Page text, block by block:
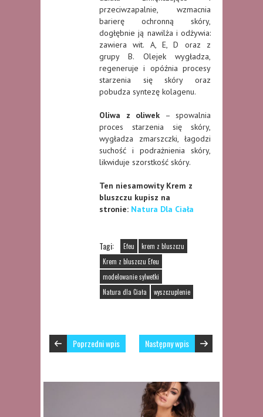
przeciwzapalnie, wzmacnia
barierę ochronną skóry,
dogłębnie ją nawilża i odżywia:
zawiera wit. A, E, D oraz z
grupy B. Olejek wygładza,
regeneruje i opóźnia procesy
starzenia się skóry oraz
pobudza syntezę kolagenu.
Oliwa z oliwek – spowalnia
proces starzenia się skóry,
wygładza zmarszczki, łagodzi
suchość i podrażnienia skóry,
likwiduje szorstkość skóry.
Ten niesamowity Krem z
bluszczu kupisz na
stronie: Natura Dla Ciała
Tagi: Efeu
krem z bluszczu
Krem z bluszczu Efeu
modelowanie sylwetki
Natura dla Ciała
wyszczuplenie
Poprzedni wpis Następny wpis